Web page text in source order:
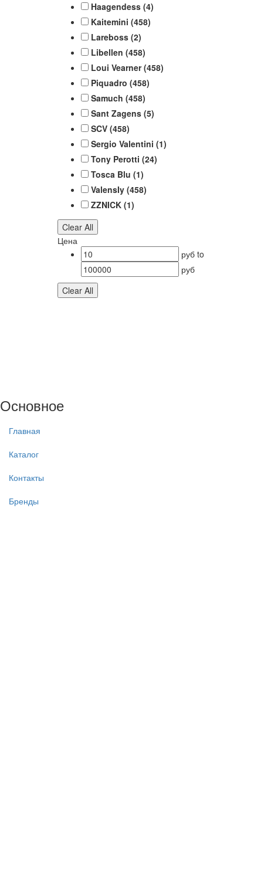
Haagendess (4)
Kaitemini (458)
Lareboss (2)
Libellen (458)
Loui Vearner (458)
Piquadro (458)
Samuch (458)
Sant Zagens (5)
SCV (458)
Sergio Valentini (1)
Tony Perotti (24)
Tosca Blu (1)
ValensIy (458)
ZZNICK (1)
Clear All
Цена
руб to
руб
Clear All
Основное
Главная
Каталог
Контакты
Бренды